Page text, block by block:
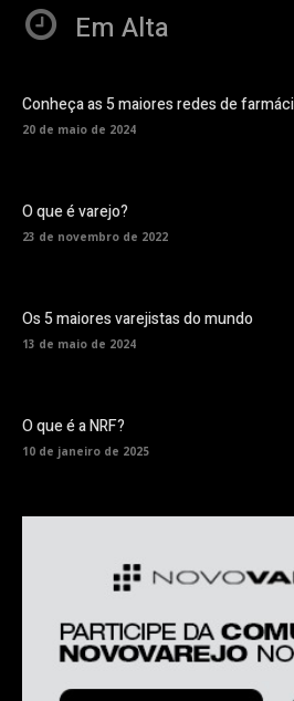
Em Alta
Conheça as 5 maiores redes de
20 de maio de 2024
O que é varejo?
23 de novembro de 2022
Os 5 maiores varejistas do mundo
13 de maio de 2024
O que é a NRF?
10 de janeiro de 2025